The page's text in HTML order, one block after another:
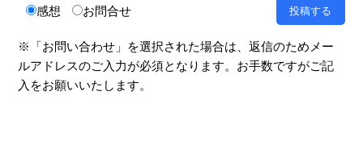
感想 お問合せ
※「お問い合わせ」を選択された場合は、返信のためメー
ルアドレスのご入力が必須となります。お手数ですがご記
入をお願いいたします。